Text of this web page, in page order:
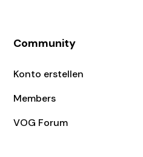
Community
Konto erstellen
Members
VOG Forum